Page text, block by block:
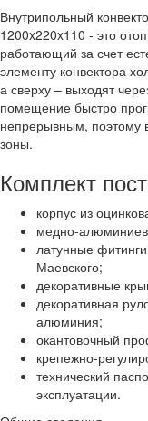
Внутрипольный
1200x220x110 - это
работающий за счет
элементу конвектора
а сверху – выходят
помещение быстро
непрерывным, поэтому
зоны.
Комплект
корпус из
медно-
латунные фитинги
Маевского;
декоративные
декоративная
алюминия;
окантовочный
крепежно-
технический
эксплуатации.